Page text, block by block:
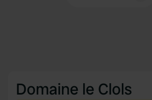
Domaine le Clols